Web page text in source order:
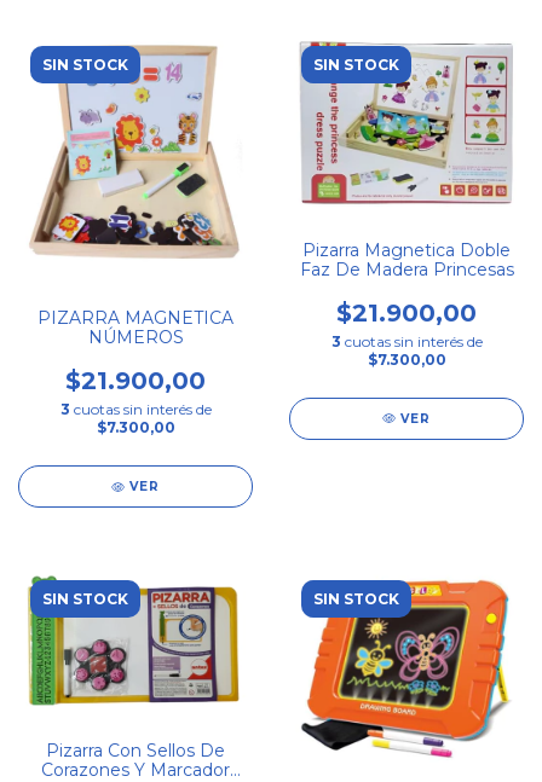
SIN STOCK
PIZARRA MAGNETICA
NÚMEROS
$21.900,00
3 cuotas sin interés de
$7.300,00
VER
SIN STOCK
Pizarra Magnetica Doble
Faz De Madera Princesas
$21.900,00
3 cuotas sin interés de
$7.300,00
VER
SIN STOCK
Pizarra Con Sellos De
Corazones Y Marcador
SIN STOCK